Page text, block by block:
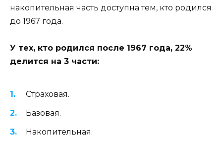
накопительная часть доступна тем, кто родился
до 1967 года.
У тех, кто родился после 1967 года, 22%
делится на 3 части:
Страховая.
Базовая.
Накопительная.